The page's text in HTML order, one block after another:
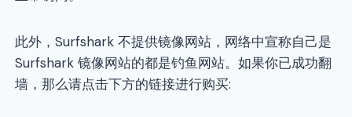
此外，Surfshark 不提供镜像网站，网络中宣称自己是
Surfshark 镜像网站的都是钓鱼网站。如果你已成功翻
墙，那么请点击下方的链接进行购买: